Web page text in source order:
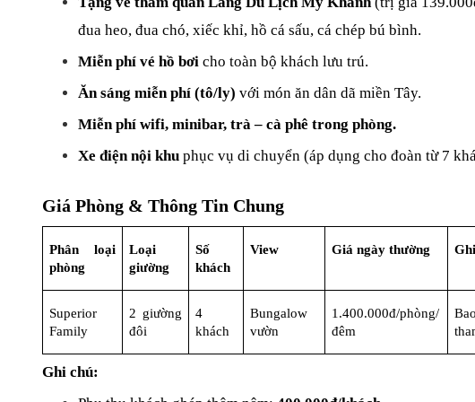
đua heo, đua chó, xiếc khỉ, hồ cá sấu, cá chép bú bình.
Miễn phí vé hồ bơi cho toàn bộ khách lưu trú.
Ăn sáng miễn phí (tô/ly) với món ăn dân dã miền Tây.
Miễn phí wifi, minibar, trà – cà phê trong phòng.
Xe điện nội khu phục vụ di chuyển (áp dụng cho đoàn từ 7
Giá Phòng & Thông Tin Chung
Phân loại
phòng
Loại
giường
Số
khách
View Giá ngày thường
Superior
Family
2 giường
đôi
4
khách
Bungalow
vườn
1.400.000đ/phòng/
đêm
Ghi chú: